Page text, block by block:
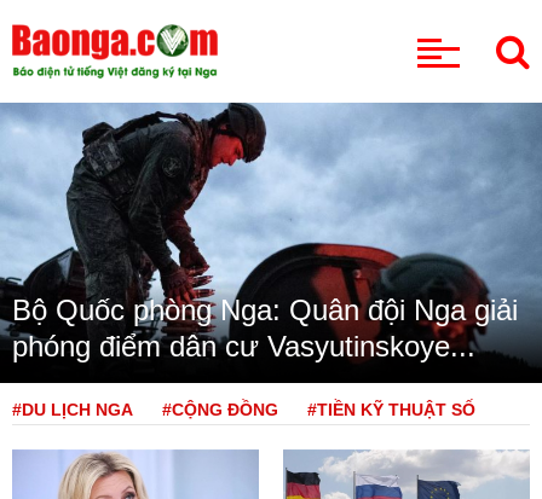
Bộ Quốc phòng Nga: Quân đội Nga giải
phóng điểm dân cư Vasyutinskoye...
#DU LỊCH NGA #CỘNG ĐỒNG #TIỀN KỸ THUẬT SỐ